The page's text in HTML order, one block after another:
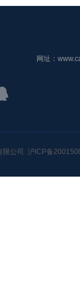
限公司 沪ICP备
网址：